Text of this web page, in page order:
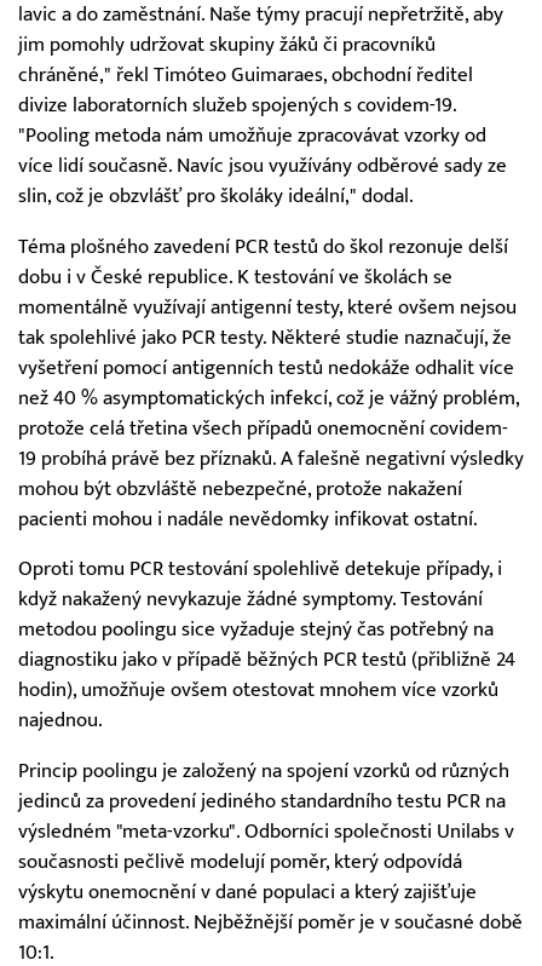
lavic a do zaměstnání. Naše týmy pracují nepřetržitě, aby
jim pomohly udržovat skupiny žáků či pracovníků
chráněné," řekl Timóteo Guimaraes, obchodní ředitel
divize laboratorních služeb spojených s covidem-19.
"Pooling metoda nám umožňuje zpracovávat vzorky od
více lidí současně. Navíc jsou využívány odběrové sady ze
slin, což je obzvlášť pro školáky ideální," dodal.
Téma plošného zavedení PCR testů do škol rezonuje delší
dobu i v České republice. K testování ve školách se
momentálně využívají antigenní testy, které ovšem nejsou
tak spolehlivé jako PCR testy. Některé studie naznačují, že
vyšetření pomocí antigenních testů nedokáže odhalit více
než 40 % asymptomatických infekcí, což je vážný problém,
protože celá třetina všech případů onemocnění covidem-
19 probíhá právě bez příznaků. A falešně negativní výsledky
mohou být obzvláště nebezpečné, protože nakažení
pacienti mohou i nadále nevědomky infikovat ostatní.
Oproti tomu PCR testování spolehlivě detekuje případy, i
když nakažený nevykazuje žádné symptomy. Testování
metodou poolingu sice vyžaduje stejný čas potřebný na
diagnostiku jako v případě běžných PCR testů (přibližně 24
hodin), umožňuje ovšem otestovat mnohem více vzorků
najednou.
Princip poolingu je založený na spojení vzorků od různých
jedinců za provedení jediného standardního testu PCR na
výsledném "meta-vzorku". Odborníci společnosti Unilabs v
současnosti pečlivě modelují poměr, který odpovídá
výskytu onemocnění v dané populaci a který zajišťuje
maximální účinnost. Nejběžnější poměr je v současné době
10:1.